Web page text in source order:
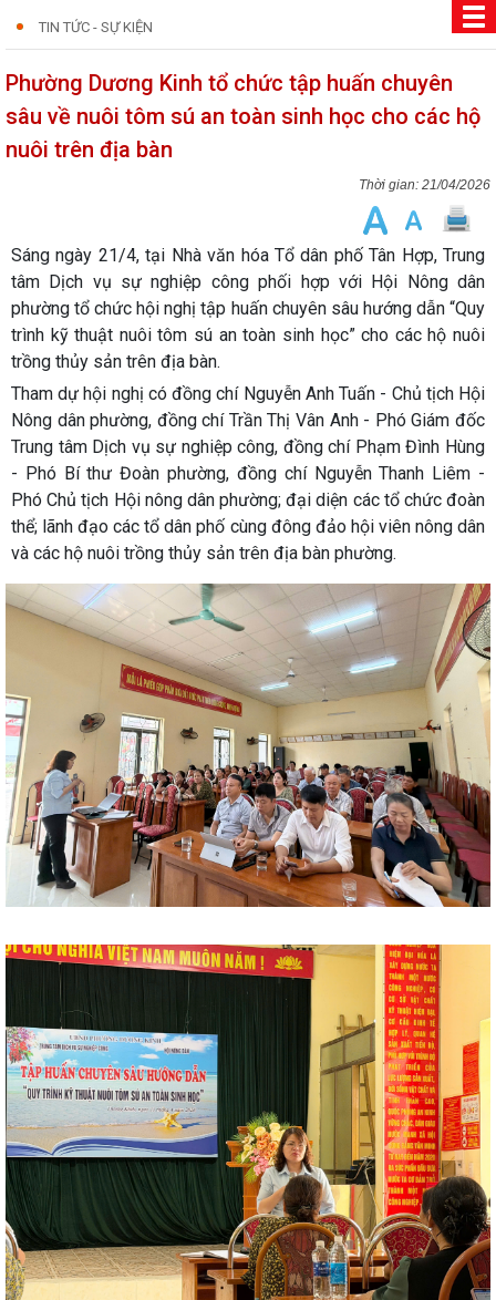
TIN TỨC - SỰ KIỆN
Phường Dương Kinh tổ chức tập huấn chuyên
sâu về nuôi tôm sú an toàn sinh học cho các hộ
nuôi trên địa bàn
21/04/2026
Sáng ngày 21/4, tại Nhà văn hóa Tổ dân phố Tân Hợp, Trung
tâm Dịch vụ sự nghiệp công phối hợp với Hội Nông dân
phường tổ chức hội nghị tập huấn chuyên sâu hướng dẫn “Quy
trình kỹ thuật nuôi tôm sú an toàn sinh học” cho các hộ nuôi
trồng thủy sản trên địa bàn.
Tham dự hội nghị có đồng chí Nguyễn Anh Tuấn - Chủ tịch Hội
Nông dân phường, đồng chí Trần Thị Vân Anh - Phó Giám đốc
Trung tâm Dịch vụ sự nghiệp công, đồng chí Phạm Đình Hùng
- Phó Bí thư Đoàn phường, đồng chí Nguyễn Thanh Liêm -
Phó Chủ tịch Hội nông dân phường; đại diện các tổ chức đoàn
thể; lãnh đạo các tổ dân phố cùng đông đảo hội viên nông dân
và các hộ nuôi trồng thủy sản trên địa bàn phường.